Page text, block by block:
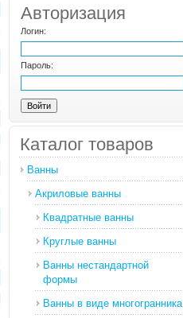
Авторизация
Логин:
Пароль:
Каталог товаров
Ванны
Акриловые ванны
Квадратные ванны
Круглые ванны
Ванны нестандартной
формы
Ванны в виде многогранника